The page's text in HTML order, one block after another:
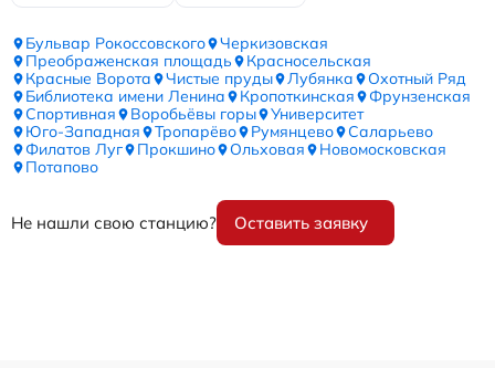
Бульвар Рокоссовского
Черкизовская
Преображенская площадь
Красносельская
Красные Ворота
Чистые пруды Лубянка
Охотный Ряд
Библиотека имени Ленина
Кропоткинская
Фрунзенская
Спортивная
Воробьёвы горы
Университет
Юго-Западная
Тропарёво Румянцево
Саларьево
Филатов Луг
Прокшино Ольховая
Новомосковская
Потапово
Не нашли свою станцию? Оставить заявку